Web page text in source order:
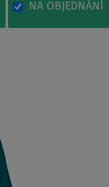
NA OBJEDNÁNÍ